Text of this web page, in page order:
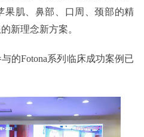
果肌、鼻部、口周、颈部的精
新理念新方案。
的Fotona系列临床成功案例已